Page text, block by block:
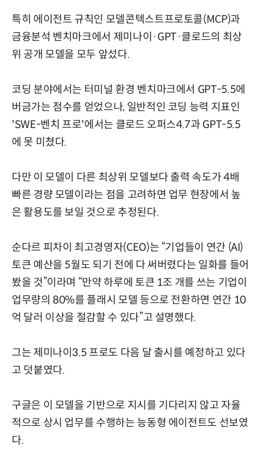
특히 에이전트 규칙인 모델콘텍스트프로토콜(MCP)과
금융분석 벤치마크에서 제미나이·GPT·클로드의 최상
위 공개 모델을 모두 앞섰다.
코딩 분야에서는 터미널 환경 벤치마크에서 GPT-5.5에
버금가는 점수를 얻었으나, 일반적인 코딩 능력 지표인
'SWE-벤치 프로'에서는 클로드 오퍼스4.7과 GPT-5.5
에 못 미쳤다.
다만 이 모델이 다른 최상위 모델보다 출력 속도가 4배
빠른 경량 모델이라는 점을 고려하면 업무 현장에서 높
은 활용도를 보일 것으로 추정된다.
순다르 피차이 최고경영자(CEO)는 “기업들이 연간 (AI)
토큰 예산을 5월도 되기 전에 다 써버렸다는 일화를 들어
봤을 것”이라며 “만약 하루에 토큰 1조 개를 쓰는 기업이
업무량의 80%를 플래시 모델 등으로 전환하면 연간 10
억 달러 이상을 절감할 수 있다”고 설명했다.
그는 제미나이3.5 프로도 다음 달 출시를 예정하고 있다
고 덧붙였다.
구글은 이 모델을 기반으로 지시를 기다리지 않고 자율
적으로 상시 업무를 수행하는 능동형 에이전트도 선보였
다.